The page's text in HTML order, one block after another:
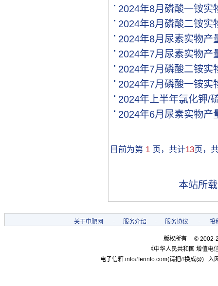
[购买]山西吕梁购买复合肥.
[购买]黑龙江双鸭山购买一.
2024年8月磷酸一铵实
2024年8月磷酸二铵实
2024年8月尿素实物产
2024年7月尿素实物产
2024年7月磷酸二铵实
2024年7月磷酸一铵实
2024年上半年氯化钾/
2024年6月尿素实物产
目前为第 1页，共计13页，
本站所
关于中肥网 - 服务介绍 - 服务协议 - 投
版权所有 © 2002-
《中华人民共和国 增值电
电子信箱:info#ferinfo.com(请把#换成@)